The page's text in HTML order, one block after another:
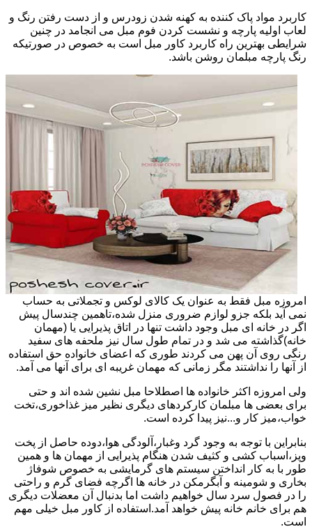
کاربرد مواد پاک کننده به کهنه شدن زودرس و از دست رفتن رنگ و
لعاب اولیه پارچه و نشست کردن فوم مبل می انجامد در چنین
شرایطی بهترین راه کاربرد کاور مبل است به خصوص در صورتیکه
رنگ پارچه مبلمان روشن باشد.
امروزه مبل فقط به عنوان یک کالای لوکس و تجملاتی به حساب
نمی آید بلکه جزو لوازم ضروری منزل شده،تاهمین چندسال پیش
اگر در خانه ای مبل وجود داشت تنها در اتاق پذیرایی یا (مهمان
خانه)گذاشته می شد و در تمام طول سال نیز ملحفه های سفید
رنگی روی آن پهن می کردند طوری که اعضای خانواده حق استفاده
از آنها را نداشتند مگر زمانی که مهمان غریبه ای برای آنها می آمد.
ولی امروزه اکثر خانواده ها اصطلاحا مبل نشین شده اند و حتی
برای بعضی ها مبلمان کارکردهای دیگری نظیر میز غذاخوری،تخت
خواب،میز کار و...نیز پیدا کرده است.
بنابراین با توجه به وجود گرد وغبار،آلودگی هوا،دوده حاصل از پخت
وپز،اسباب کشی و کثیف شدن هنگام پذیرایی از مهمان ها و همین
طور با به کار انداختن سیستم های گرمایشی به خصوص شوفاژ
بخاری و شومینه و آبگرمکن در خانه ها اگرچه فضای گرم و راحتی
را در فصول سرد سال خواهیم داشت اما بدنبال آن معضلات دیگری
هم برای خانم خانه پیش خواهد آمد.استفاده از کاور مبل خیلی مهم
است.